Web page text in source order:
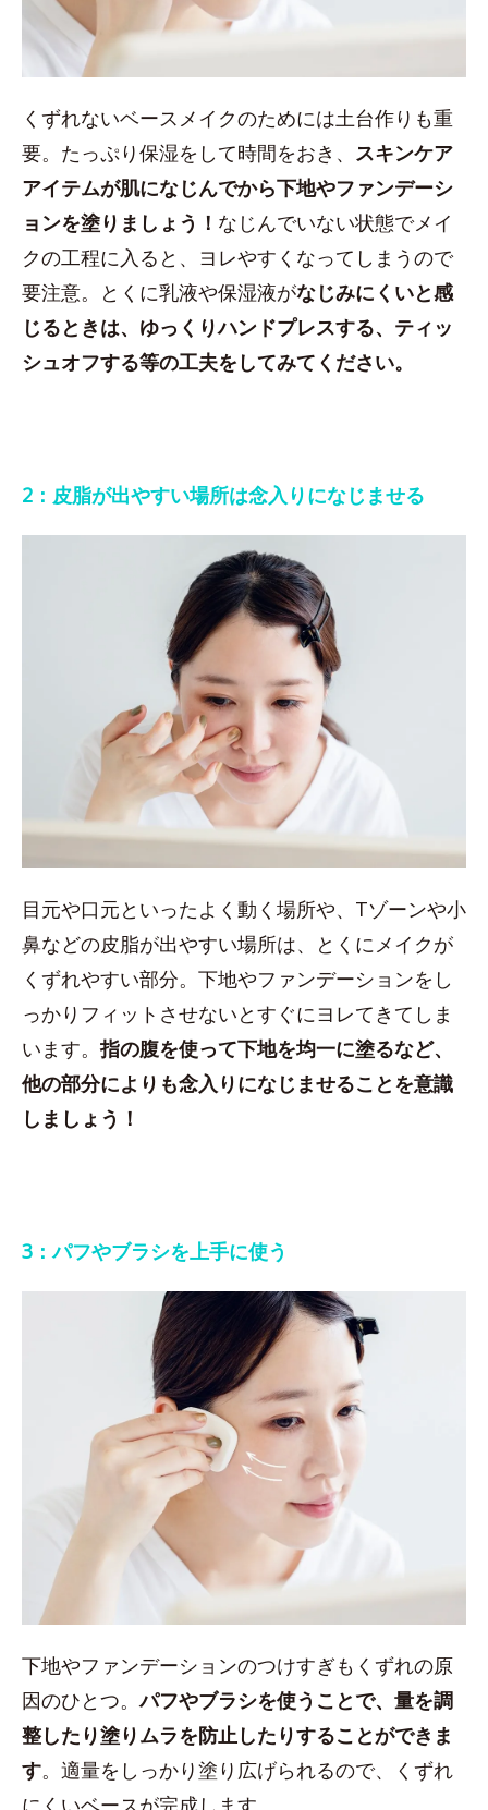
くずれないベースメイクのためには土台作りも重
要。たっぷり保湿をして時間をおき、 スキンケア
アイテムが肌になじんでから下地やファンデーシ
ョンを塗りましょう！ なじんでいない状態でメイ
クの工程に入ると、ヨレやすくなってしまうので
要注意。とくに乳液や保湿液がなじみにくいと感
じるときは、ゆっくりハンドプレスする、ティッ
シュオフする等の工夫をしてみてください。
2：皮脂が出やすい場所は念入りになじませる
目元や口元といったよく動く場所や、Tゾーンや小
鼻などの皮脂が出やすい場所は、とくにメイクが
くずれやすい部分。下地やファンデーションをし
っかりフィットさせないとすぐにヨレてきてしま
います。指の腹を使って下地を均一に塗るなど、
他の部分によりも念入りになじませることを意識
しましょう！
3：パフやブラシを上手に使う
下地やファンデーションのつけすぎもくずれの原
因のひとつ。パフやブラシを使うことで、量を調
整したり塗りムラを防止したりすることができま
す。適量をしっかり塗り広げられるので、くずれ
にくいベースが完成します。